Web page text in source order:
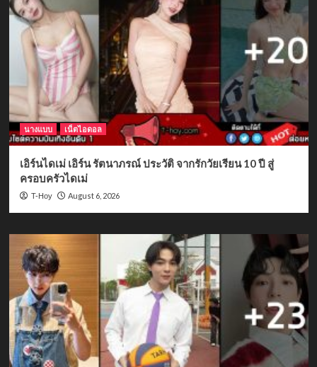
นางแบบ เน็ตไอดอล
เอิร์นไดเม่ เอิร์น รัตนาภรณ์ ประวัติ จากรักวัยเรียน 10 ปี สู่
ครอบครัวไดเม่
T-Hoy August 6, 2026